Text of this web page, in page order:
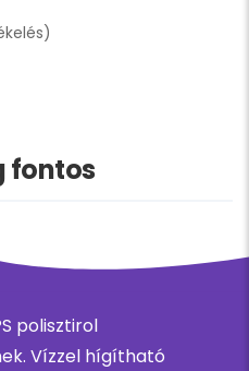
fontos
polisztirol
Vízzel hígítható